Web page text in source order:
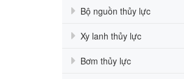
Bộ nguồn thủy lực
Xy lanh thủy lực
Bơm thủy lực